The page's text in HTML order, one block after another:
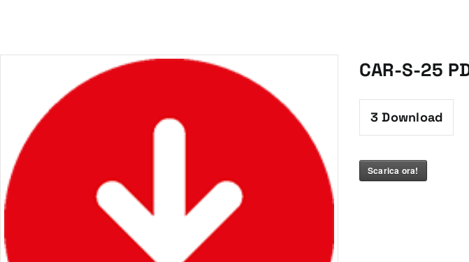
CAR-S-25
3 Download
Scarica ora!